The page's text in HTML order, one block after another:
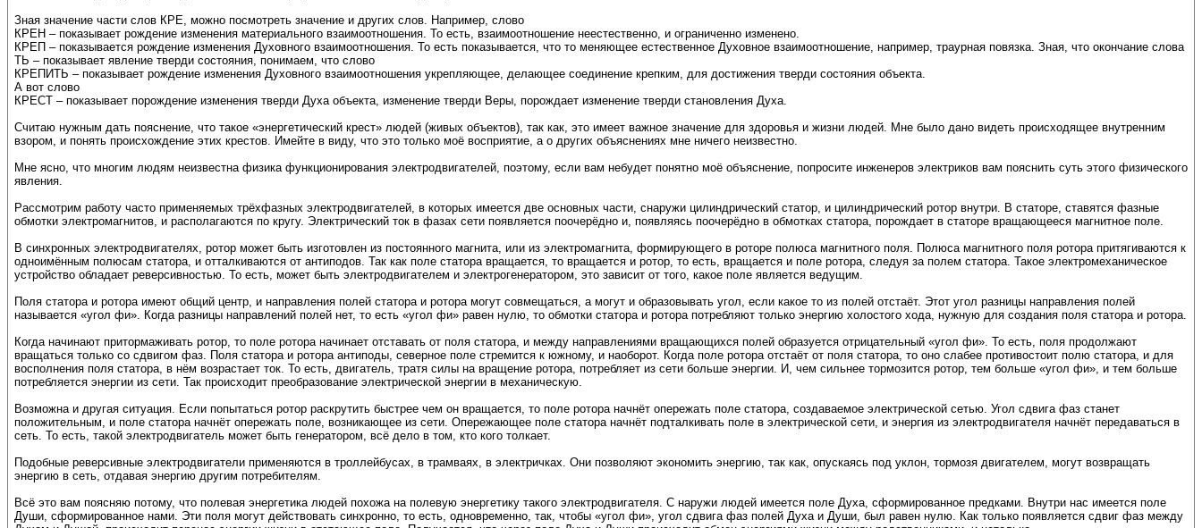
Зная значение части слов КРЕ, можно посмотреть значение и других слов. Например, слово
КРЕН – показывает рождение изменения материального взаимоотношения. То есть, взаимоотношение неестественно, и ограниченно изменено.
КРЕП – показывается рождение изменения Духовного взаимоотношения. То есть показывается, что то меняющее естественное Духовное взаимоотношение, например, траурная повязка. Зная, что окончание слова
ТЬ – показывает явление тверди состояния, понимаем, что слово
КРЕПИТЬ – показывает рождение изменения Духовного взаимоотношения укрепляющее, делающее соединение крепким, для достижения тверди состояния объекта.
А вот слово
КРЕСТ – показывает порождение изменения тверди Духа объекта, изменение тверди Веры, порождает изменение тверди становления Духа.
Считаю нужным дать пояснение, что такое «энергетический крест» людей (живых объектов), так как, это имеет важное значение для здоровья и жизни людей. Мне было дано видеть происходящее внутренним
взором, и понять происхождение этих крестов. Имейте в виду, что это только моё восприятие, а о других объяснениях мне ничего неизвестно.
Мне ясно, что многим людям неизвестна физика функционирования электродвигателей, поэтому, если вам небудет понятно моё объяснение, попросите инженеров электриков вам пояснить суть этого физического
явления.
Рассмотрим работу часто применяемых трёхфазных электродвигателей, в которых имеется две основных части, снаружи цилиндрический статор, и цилиндрический ротор внутри. В статоре, ставятся фазные
обмотки электромагнитов, и располагаются по кругу. Электрический ток в фазах сети появляется поочерёдно и, появляясь поочерёдно в обмотках статора, порождает в статоре вращающееся магнитное поле.
В синхронных электродвигателях, ротор может быть изготовлен из постоянного магнита, или из электромагнита, формирующего в роторе полюса магнитного поля. Полюса магнитного поля ротора притягиваются к
одноимённым полюсам статора, и отталкиваются от антиподов. Так как поле статора вращается, то вращается и ротор, то есть, вращается и поле ротора, следуя за полем статора. Такое электромеханическое
устройство обладает реверсивностью. То есть, может быть электродвигателем и электрогенератором, это зависит от того, какое поле является ведущим.
Поля статора и ротора имеют общий центр, и направления полей статора и ротора могут совмещаться, а могут и образовывать угол, если какое то из полей отстаёт. Этот угол разницы направления полей
называется «угол фи». Когда разницы направлений полей нет, то есть «угол фи» равен нулю, то обмотки статора и ротора потребляют только энергию холостого хода, нужную для создания поля статора и ротора.
Когда начинают притормаживать ротор, то поле ротора начинает отставать от поля статора, и между направлениями вращающихся полей образуется отрицательный «угол фи». То есть, поля продолжают
вращаться только со сдвигом фаз. Поля статора и ротора антиподы, северное поле стремится к южному, и наоборот. Когда поле ротора отстаёт от поля статора, то оно слабее противостоит полю статора, и для
восполнения поля статора, в нём возрастает ток. То есть, двигатель, тратя силы на вращение ротора, потребляет из сети больше энергии. И, чем сильнее тормозится ротор, тем больше «угол фи», и тем больше
потребляется энергии из сети. Так происходит преобразование электрической энергии в механическую.
Возможна и другая ситуация. Если попытаться ротор раскрутить быстрее чем он вращается, то поле ротора начнёт опережать поле статора, создаваемое электрической сетью. Угол сдвига фаз станет
положительным, и поле статора начнёт опережать поле, возникающее из сети. Опережающее поле статора начнёт подталкивать поле в электрической сети, и энергия из электродвигателя начнёт передаваться в
сеть. То есть, такой электродвигатель может быть генератором, всё дело в том, кто кого толкает.
Подобные реверсивные электродвигатели применяются в троллейбусах, в трамваях, в электричках. Они позволяют экономить энергию, так как, опускаясь под уклон, тормозя двигателем, могут возвращать
энергию в сеть, отдавая энергию другим потребителям.
Всё это вам поясняю потому, что полевая энергетика людей похожа на полевую энергетику такого электродвигателя. С наружи людей имеется поле Духа, сформированное предками. Внутри нас имеется поле
Души, сформированное нами. Эти поля могут действовать синхронно, то есть, одновременно, так, чтобы «угол фи», угол сдвига фаз полей Духа и Души, был равен нулю. Как только появляется сдвиг фаз между